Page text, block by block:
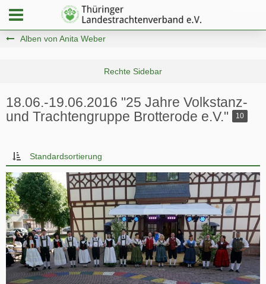
Alben von Anita Weber
18.06.-19.06.2016 "25 Jahre Volkstanz-
und Trachtengruppe Brotterode e.V."
10
Standardsortierung